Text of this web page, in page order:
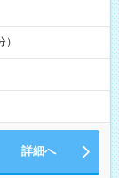
詳細へ